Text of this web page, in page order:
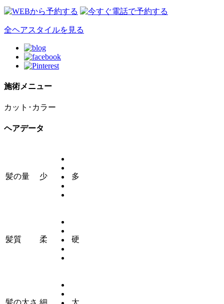
全ヘアスタイルを見る
施術メニュー
カット･カラー
ヘアデータ
髪の量 少 多
髪質 柔 硬
髪の太さ 細 太